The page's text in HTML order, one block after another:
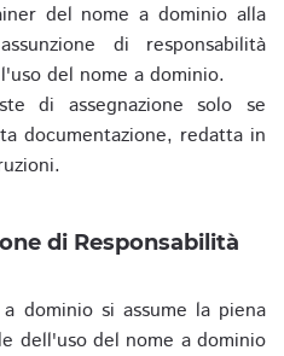
del nome a dominio alla
di responsabilità
del nome a dominio.
di assegnazione solo se
documentazione, redatta in
di Responsabilità
dominio si assume la piena
dell'uso del nome a dominio